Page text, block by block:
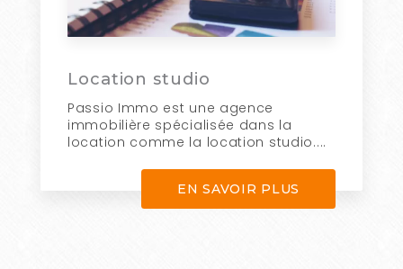
Location studio
Passio Immo est une agence
immobilière spécialisée dans la
location comme la location studio....
EN SAVOIR PLUS